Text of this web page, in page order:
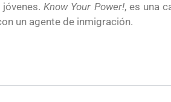
jóvenes.Know Your Power!, es una
un agente de inmigración.